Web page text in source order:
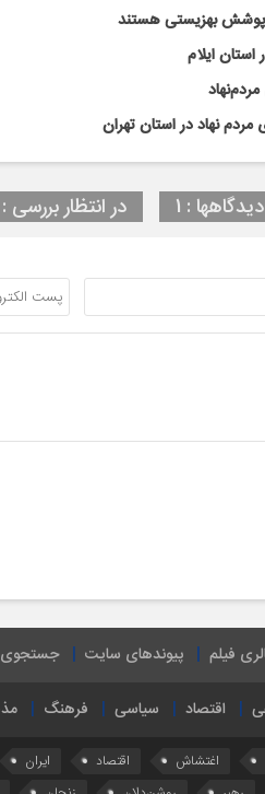
مردم نهاد در استان تهران
: 1 در انتظار بررسی : 0
فیلم پیوندهای سایت جستجوی
اقتصاد سیاسی فرهنگ
اغتشاش اقتصاد ایران